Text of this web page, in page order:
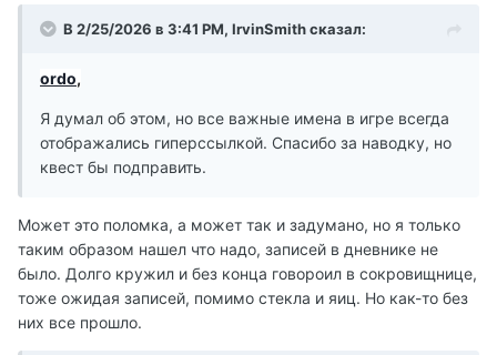
В 2/25/2026 в 3:41 PM, IrvinSmithсказал:
ordo,
Я думал об этом, но все важные имена в игре всегда
отображались гиперссылкой. Спасибо за наводку, но
квест бы подправить.
Может это поломка, а может так и задумано, но я только
таким образом нашел что надо, записей в дневнике не
было. Долго кружил и без конца говороил в сокровищнице,
тоже ожидая записей, помимо стекла и яиц. Но как-то без
них все прошло.